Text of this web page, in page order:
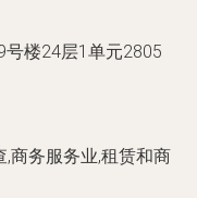
楼24层1单元2805
商务服务业,租赁和商